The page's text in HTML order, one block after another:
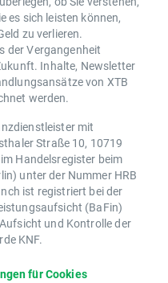
es sich leisten können,
zu verlieren.
der Vergangenheit
Inhalte, Newsletter
von XTB
werden.
mit
Straße 10, 10719
Handelsregister beim
unter der Nummer HRB
ist registriert bei der
(BaFin)
und Kontrolle der
KNF.
für Cookies